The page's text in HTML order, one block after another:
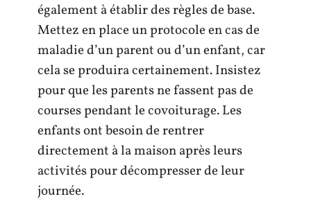
également à établir des règles de base.
Mettez en place un protocole en cas de
maladie d’un parent ou d’un enfant, car
cela se produira certainement. Insistez
pour que les parents ne fassent pas de
courses pendant le covoiturage. Les
enfants ont besoin de rentrer
directement à la maison après leurs
activités pour décompresser de leur
journée.